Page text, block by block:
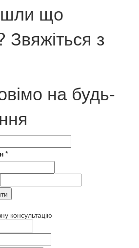
що
з
на будь-
*
консультацію